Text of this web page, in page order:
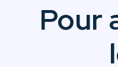
Pour